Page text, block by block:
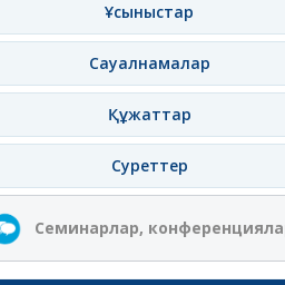
Ұсыныстар
Сауалнамалар
Құжаттар
Суреттер
Семинарлар,